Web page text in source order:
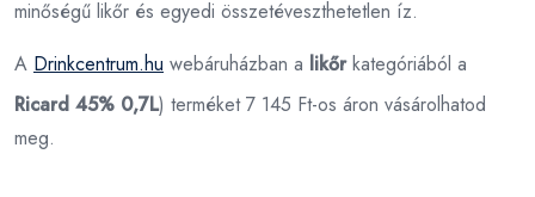
minőségű likőr és egyedi összetéveszthetetlen íz.
A Drinkcentrum.hu webáruházban a likőrkategóriából a
Ricard 45% 0,7L) terméket 7 145 Ft-os áron vásárolhatod
meg.